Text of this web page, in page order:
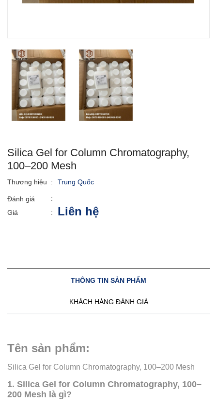
Silica Gel for Column Chromatography,
100–200 Mesh
Thương hiệu : Trung Quốc
Đánh giá
:
Giá
: Liên hệ
THÔNG TIN SẢN PHẨM
KHÁCH HÀNG ĐÁNH GIÁ
Tên sản phẩm:
Silica Gel for Column Chromatography, 100–200 Mesh
1. Silica Gel for Column Chromatography, 100–
200 Mesh là gì?